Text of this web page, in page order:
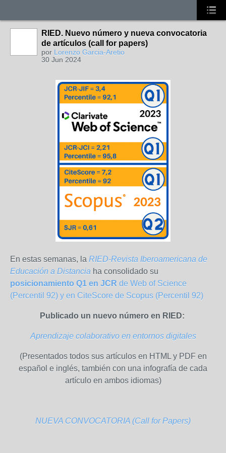
RIED. Nuevo número y nueva convocatoria
de artículos (call for papers)
por Lorenzo Garcia-Aretio
30 Jun 2024
En estas semanas, la RIED-Revista Iberoamericana de
Educación a Distancia ha consolidado su
posicionamiento Q1 en JCR de Web of Science
(Percentil 92) y en CiteScore de Scopus (Percentil 92)
Publicado un nuevo número en RIED:
Aprendizaje colaborativo en entornos digitales
(Presentados todos sus artículos en HTML y PDF en
español e inglés, también con una infografía de cada
artículo en ambos idiomas)
NUEVA CONVOCATORIA (Call for Papers)